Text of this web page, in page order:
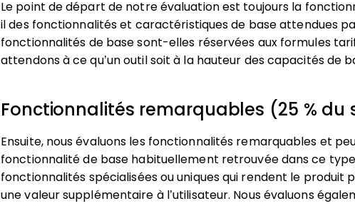
Le point de départ de notre évaluation est toujours la
il des fonctionnalités et caractéristiques de base attendues
fonctionnalités de base sont-elles réservées aux formules
attendons à ce qu’un outil soit à la hauteur des capacités de
Fonctionnalités remarquables (25 % du
Ensuite, nous évaluons les fonctionnalités remarquables et
fonctionnalité de base habituellement retrouvée dans ce
fonctionnalités spécialisées ou uniques qui rendent le produit
une valeur supplémentaire à l’utilisateur. Nous évaluons